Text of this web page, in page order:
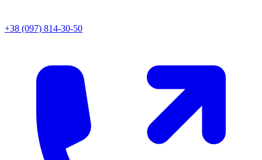
+38 (097) 814-30-50